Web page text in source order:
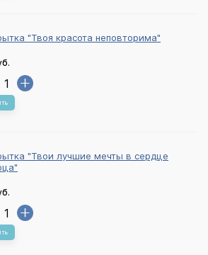
"Твоя красота неповторима"
"Твои лучшие мечты в сердце